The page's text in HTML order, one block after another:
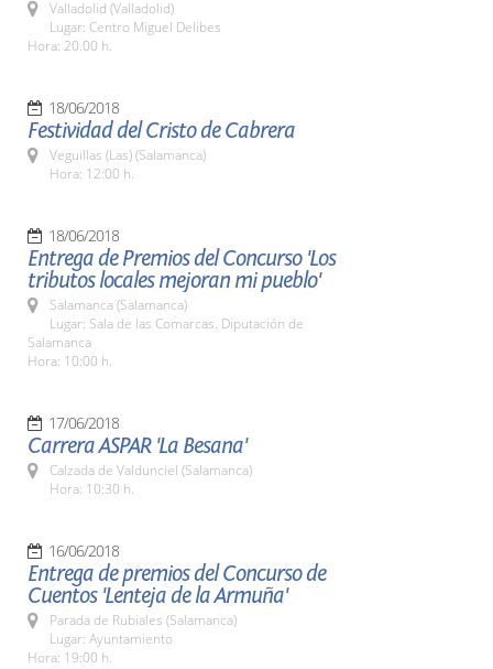
Valladolid (Valladolid)
Lugar: Centro Miguel Delibes
Hora: 20.00 h.
18/06/2018
Festividad del Cristo de Cabrera
Veguillas (Las) (Salamanca)
Hora: 12:00 h.
18/06/2018
Entrega de Premios del Concurso 'Los
tributos locales mejoran mi pueblo'
Salamanca (Salamanca)
Lugar: Sala de las Comarcas. Diputación de
Salamanca
Hora: 10:00 h.
17/06/2018
Carrera ASPAR 'La Besana'
Calzada de Valdunciel (Salamanca)
Hora: 10:30 h.
16/06/2018
Entrega de premios del Concurso de
Cuentos 'Lenteja de la Armuña'
Parada de Rubiales (Salamanca)
Lugar: Ayuntamiento
Hora: 19:00 h.